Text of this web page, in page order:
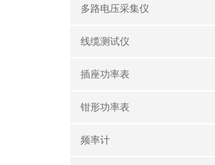
多路电压采集仪
线缆测试仪
插座功率表
钳形功率表
频率计